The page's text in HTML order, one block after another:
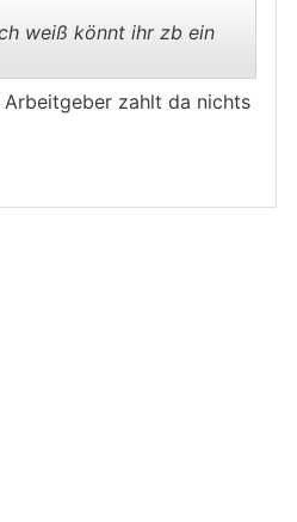
weiß könnt ihr zb ein
zahlt da nichts